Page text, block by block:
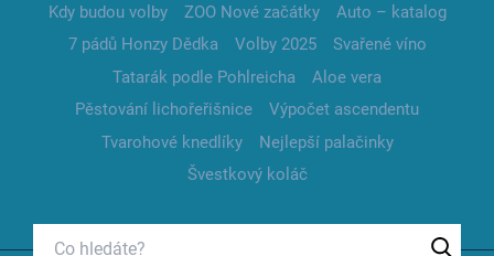
Kdy budou volby
ZOO Nové začátky
Auto – katalog
7 pádů Honzy Dědka
Volby 2025
Svařené víno
Tatarák podle Pohlreicha
Aloe vera
Pěstování lichořeřišnice
Výpočet ascendentu
Tvarohové knedlíky
Nejlepší palačinky
Švestkový koláč